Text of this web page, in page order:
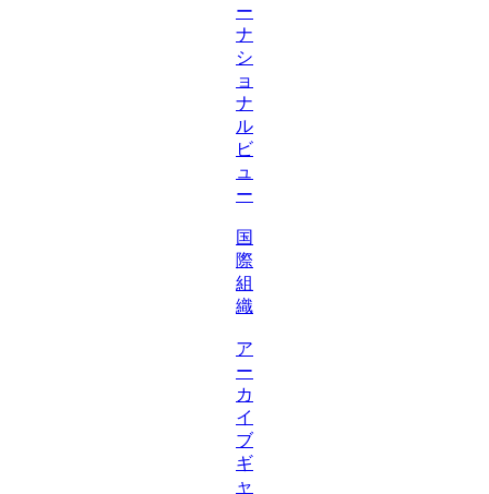
ー
ナ
シ
ョ
ナ
ル
ビ
ュ
ー
国
際
組
織
ア
ー
カ
イ
ブ
ギ
ャ